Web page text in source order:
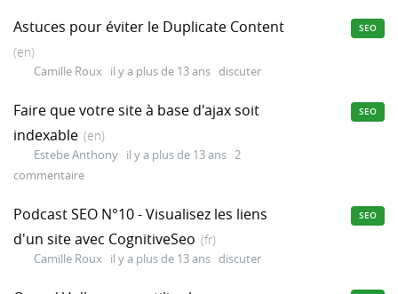
Astuces pour éviter le Duplicate Content
(en)
Camille Roux il y a plus de 13 ans discuter
SEO
Faire que votre site à base d'ajax soit
indexable (en)
Estebe Anthony il y a plus de 13 ans 2
commentaire
SEO
Podcast SEO N°10 - Visualisez les liens
d'un site avec CognitiveSeo (fr)
Camille Roux il y a plus de 13 ans discuter
SEO